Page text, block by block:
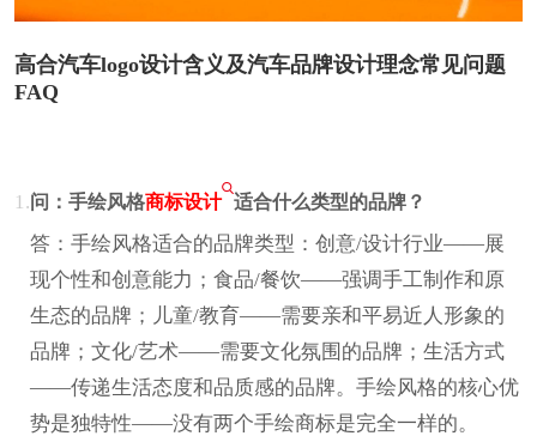
高合汽车logo设计含义及汽车品牌设计理念常见问题
FAQ
1.问：手绘风格商标设计 适合什么类型的品牌？
答：手绘风格适合的品牌类型：创意/设计行业——展
现个性和创意能力；食品/餐饮——强调手工制作和原
生态的品牌；儿童/教育——需要亲和平易近人形象的
品牌；文化/艺术——需要文化氛围的品牌；生活方式
——传递生活态度和品质感的品牌。手绘风格的核心优
势是独特性——没有两个手绘商标是完全一样的。